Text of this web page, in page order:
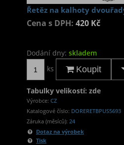
Řetěz na kalhoty
Cena s DPH: 420 Kč
Dodání dny: skladem
ks
Koupit
Tabulky velikostí: zde
Výrobce: CZ
Katalogové číslo: DORERETBPUS5693
Záruka (měsíců): 24
Dotaz na výrobek
Tisk